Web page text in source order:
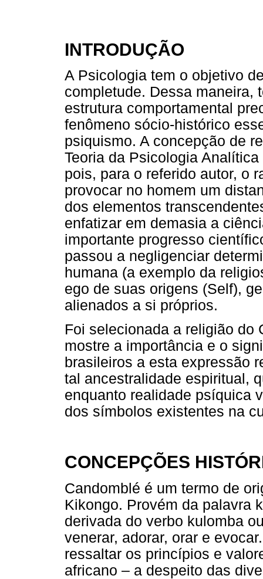
INTRODUÇÃO
A Psicologia tem o objetivo
completude. Dessa maneira,
estrutura comportamental
fenômeno sócio-histórico
psiquismo. A concepção de
Teoria da Psicologia
pois, para o referido autor, o
provocar no homem um
dos elementos
enfatizar em demasia a
importante progresso
passou a negligenciar
humana (a exemplo da
ego de suas origens (Self),
alienados a si próprios.
Foi selecionada a religião do
mostre a importância e o
brasileiros a esta expressão
tal ancestralidade espiritual,
enquanto realidade psíquica
dos símbolos existentes na
CONCEPÇÕES
Candomblé é um termo de
Kikongo. Provém da palavra
derivada do verbo kulomba
venerar, adorar, orar e
ressaltar os princípios e
africano – a despeito das